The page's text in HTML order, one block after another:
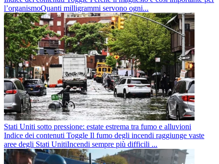
l’organismoQuanti milligrammi servono ogni...
Stati Uniti sotto pressione: estate estrema tra fumo e alluvioni
Indice dei contenuti Toggle Il fumo degli incendi raggiunge vaste
aree degli Stati UnitiIncendi sempre più difficili ...